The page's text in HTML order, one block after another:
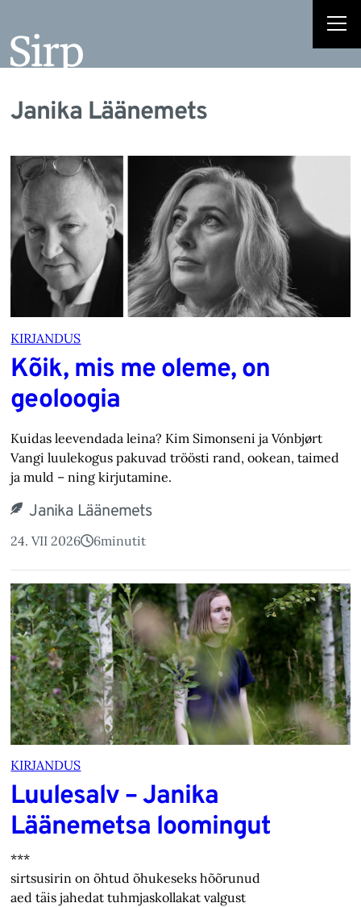
Janika Läänemets
KIRJANDUS
Kõik, mis me oleme, on
geoloogia
Kuidas leevendada leina? Kim Simonseni ja Vónbjørt
Vangi luulekogus pakuvad tröösti rand, ookean, taimed
ja muld – ning kirjutamine.
Janika Läänemets
24. VII 2026 6minutit
KIRJANDUS
Luulesalv – Janika
Läänemetsa loomingut
***
sirtsusirin on õhtud õhukeseks hõõrunud
aed täis jahedat tuhmjaskollakat valgust